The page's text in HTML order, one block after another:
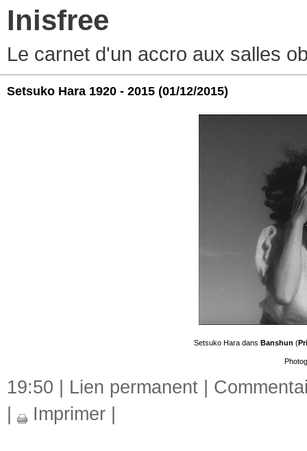
Inisfree
Le carnet d'un accro aux salles
Setsuko Hara 1920 - 2015 (01/12/2015)
Setsuko Hara dans Banshun (
19:50 | Lien permanent
Imprimer